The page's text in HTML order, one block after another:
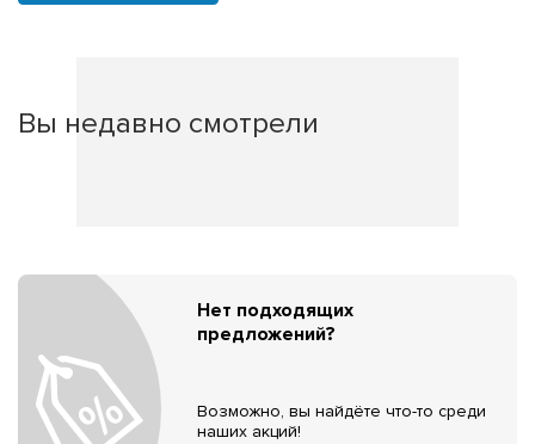
Вы недавно смотрели
Нет подходящих
предложений?
Возможно, вы найдёте что-то среди
наших акций!